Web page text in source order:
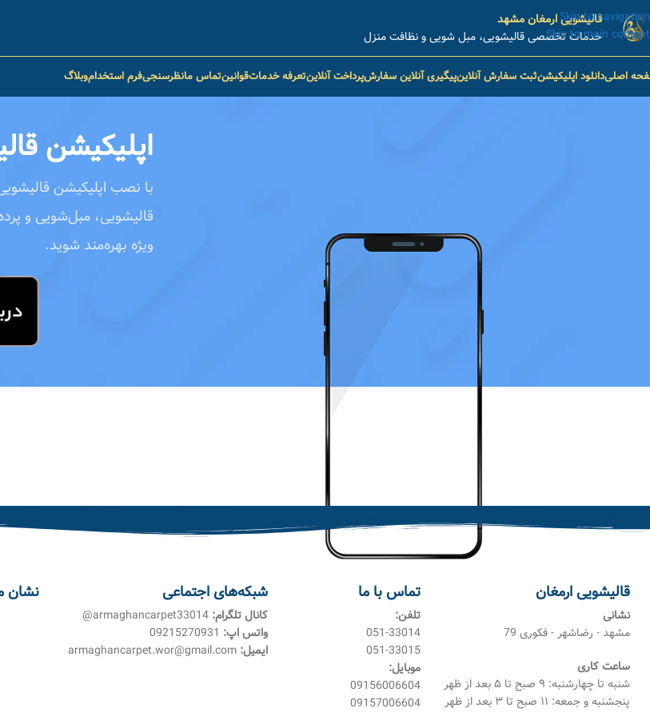
Skip to navigation
Skip to main content
قالیشویی ارمغان مشهد
خدمات تخصصی قالیشویی، مبل شویی و نظافت منزل
اصلیدانلود اپلیکیشنثبت سفارش آنلاینپیگیری آنلاین سفارشپرداخت آنلاینتعرفه خدماتقوانینتماس مانظرسنجیفرم استخداموبلاگ
اپلیکیشن
با نصب اپلیکیشن
قالیشویی، مبل‌شویی و
ویژه بهره‌مند شوید.
قالیشویی ارمغان
نشانی
مشهد - رضاشهر - فکوری 79
ساعت کاری
شنبه تا چهارشنبه: ۹ صبح تا ۵ بعد از ظهر
پنجشنبه و جمعه: ۱۱ صبح تا ۳ بعد از ظهر
تماس با ما
تلفن:
051-33014
051-33015
موبایل:
09156006604
09157006604
شبکه‌های اجتماعی
کانال تلگرام:
واتس اپ: 09215270931
ایمیل:
نشان